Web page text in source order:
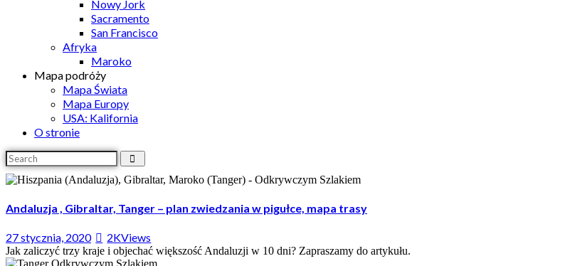
Nowy Jork
Sacramento
San Francisco
Afryka
Maroko
Mapa podróży
Mapa Świata
Mapa Europy
USA: Kalifornia
O stronie
Andaluzja , Gibraltar, Tanger – plan zwiedzania w pigułce, mapa trasy
27 stycznia, 2020 2KViews
Jak zaliczyć trzy kraje i objechać większość Andaluzji w 10 dni? Zapraszamy do artykułu.